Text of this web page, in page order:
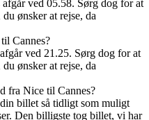
ved 05.58. Sørg dog for at
ønsker at rejse, da
Cannes?
ved 21.25. Sørg dog for at
ønsker at rejse, da
fra Nice til Cannes?
billet så tidligt som muligt
Den billigste tog billet, vi har